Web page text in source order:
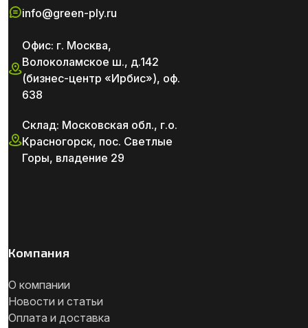
info@green-ply.ru
Офис: г. Москва,
Волоколамское ш., д.142
(бизнес-центр «Ирбис»), оф.
638
Склад: Московская обл., г.о.
Красногорск, пос. Светлые
Горы, владение 29
Компания
О компании
Новости и статьи
Оплата и доставка